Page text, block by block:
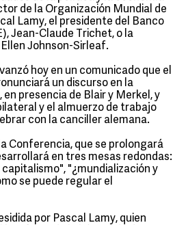
de la Organización Mundial de
Lamy, el presidente del Banco
Jean-Claude Trichet, o la
Johnson-Sirleaf.
hoy en un comunicado que el
un discurso en la
presencia de Blair y Merkel, y
y el almuerzo de trabajo
con la canciller alemana.
Conferencia, que se prolongará
en tres mesas redondas:
"¿mundialización y
se puede regular el
por Pascal Lamy, quien